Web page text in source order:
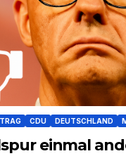
CDU DEUTSCHLAND
einmal